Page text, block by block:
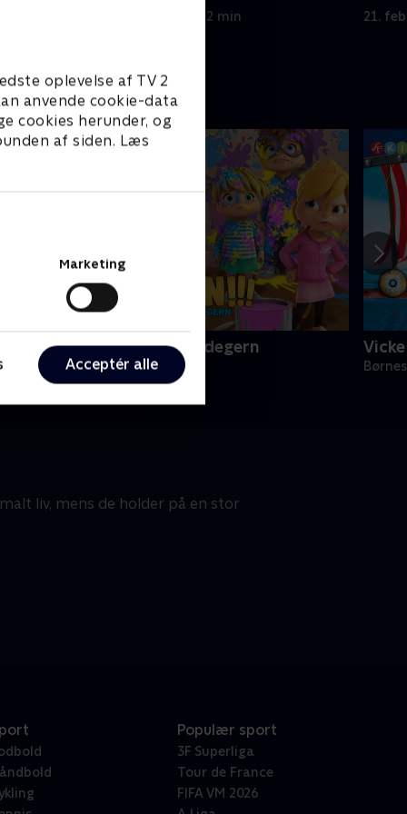
oplevelse af TV 2
anvende cookie-data
cookies herunder, og
af siden. Læs
Marketing
Acceptér alle
21. februar 2023 • 22 min 21.
Alvinnn!!! og de frække jordegern
• 1 sæsoner
liv, mens de holder på en stor
Populær sport
3F Superliga
Tour de France
FIFA VM 2026